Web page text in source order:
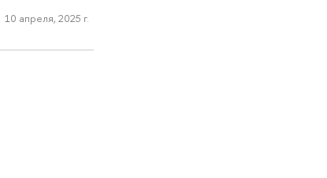
10 апреля, 2025 г.